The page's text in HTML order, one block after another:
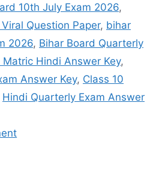
10th July Exam 2026,
Question Paper, bihar
2026, Bihar Board Quarterly
Matric Hindi Answer Key,
Answer Key, Class 10
Hindi Quarterly Exam Answer